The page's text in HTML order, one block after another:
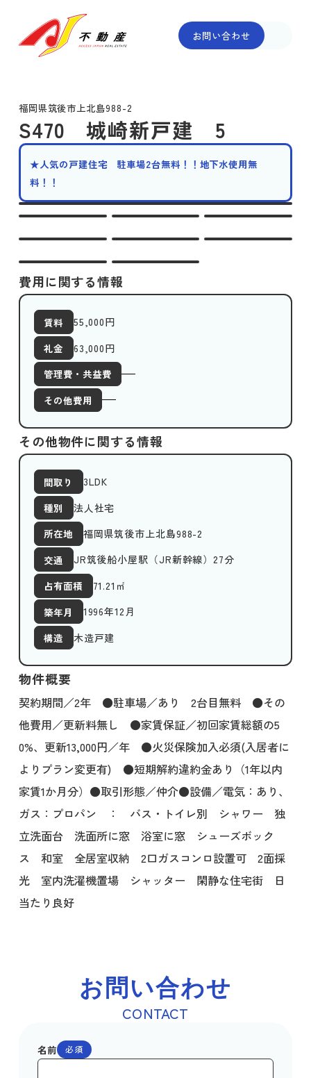
お問い合わせ
福岡県筑後市上北島988-2
S470 城崎新戸建 5
★人気の戸建住宅 駐車場2台無料！！地下水使用無
料！！
費用に関する情報
賃料 55,000円
礼金
63,000円
管理費・共益費
その他費用
その他物件に関する情報
間取り
3LDK
種別
法人社宅
所在地
福岡県筑後市上北島988-2
交通
JR筑後船小屋駅（JR新幹線）27分
占有面積
71.21 ㎡
築年月
1996年12月
構造
木造戸建
物件概要
契約期間／2年 ●駐車場／あり 2台目無料 ●その
他費用／更新料無し ●家賃保証／初回家賃総額の5
0%、更新13,000円／年 ●火災保険加入必須(入居者に
よりプラン変更有) ●短期解約違約金あり（1年以内
家賃1か月分）●取引形態／仲介●設備／電気：あり、
ガス：プロパン ： バス・トイレ別 シャワー 独
立洗面台 洗面所に窓 浴室に窓 シューズボック
ス 和室 全居室収納 2口ガスコンロ設置可 2面採
光 室内洗濯機置場 シャッター 閑静な住宅街 日
当たり良好
お問い合わせ
CONTACT
名前 必須